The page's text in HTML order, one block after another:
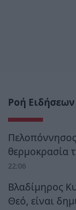
Ροή Ειδήσεων
θερμοκρασία
22:06
Βλαδίμηρος
Θεό, είναι